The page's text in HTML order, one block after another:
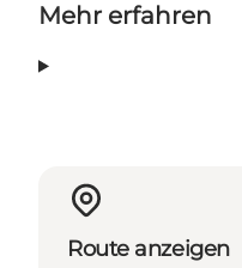
Mehr erfahren
Route anzeigen